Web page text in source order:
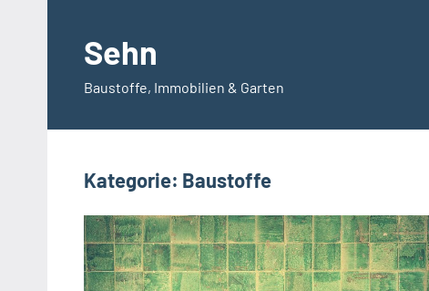
springenSehn
Baustoffe, Immobilien & Garten
Kategorie: Baustoffe